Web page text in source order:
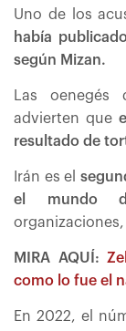
Uno de los
había
según Mizan.
Las
advierten que
resultado de
Irán es el
el mundo
MIRA AQUÍ:
como lo fue el
En 2022, el